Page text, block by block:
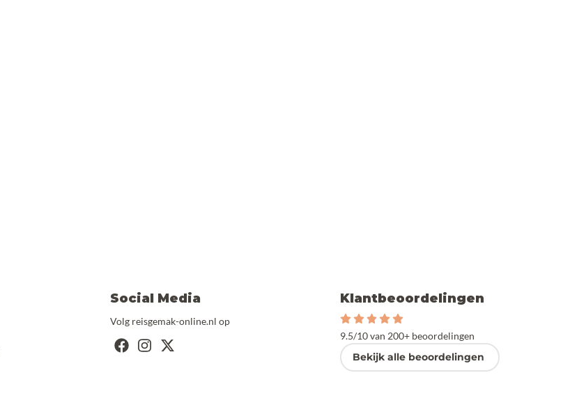
Social Media
Volg reisgemak-online.nl op
Klantbeoordelingen
9.5/10 van 200+ beoordelingen
Bekijk alle beoordelingen